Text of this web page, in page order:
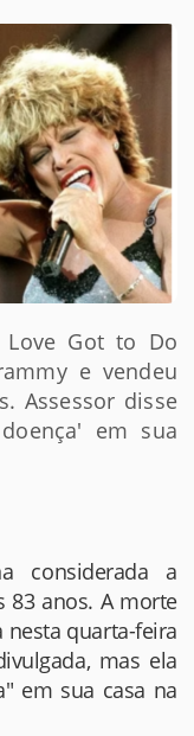
Got to Do
e vendeu
Assessor disse
em sua
considerada a
83 anos. A morte
quarta-feira
mas ela
em sua casa na